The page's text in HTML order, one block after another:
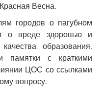
Весна.
городов о пагубном
о вреде здоровью и
образования.
памятки с краткими
ЦОС со ссылками
вопросу.